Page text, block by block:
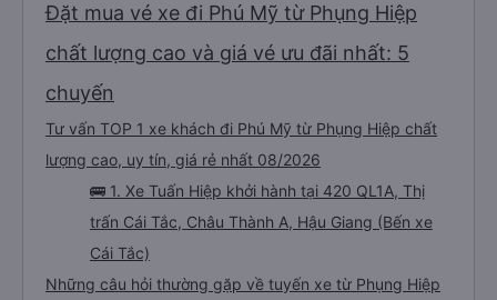
Đặt mua vé xe đi Phú Mỹ từ Phụng Hiệp
chất lượng cao và giá vé ưu đãi nhất: 5
chuyến
Tư vấn TOP 1 xe khách đi Phú Mỹ từ Phụng Hiệp chất
lượng cao, uy tín, giá rẻ nhất 08/2026
🚌 1. Xe Tuấn Hiệp khởi hành tại 420 QL1A, Thị
trấn Cái Tắc, Châu Thành A, Hậu Giang (Bến xe
Cái Tắc)
Những câu hỏi thường gặp về tuyến xe từ Phụng Hiệp